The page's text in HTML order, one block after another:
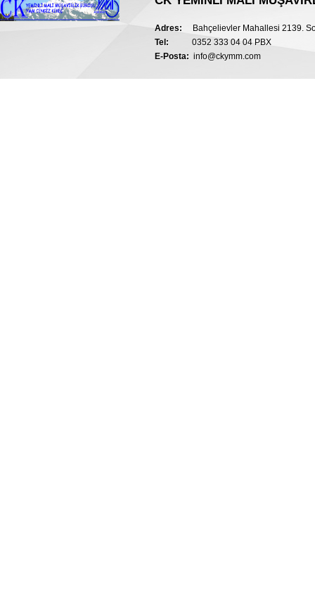
Adres: Bahçelievler Mahallesi 2139.
Tel:
0352 333 04 04 PBX
E-Posta: info@ckymm.com